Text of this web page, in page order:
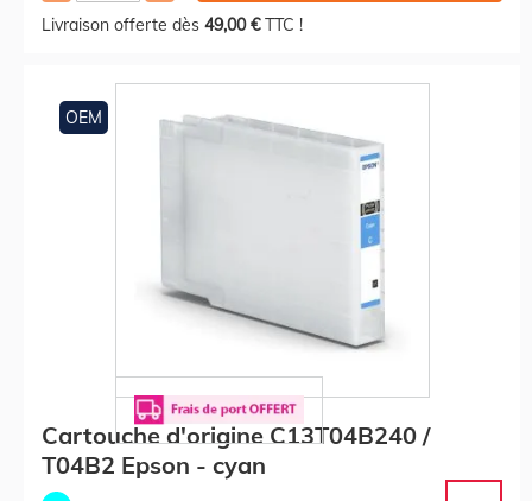
Livraison offerte dès 49,00 €TTC !
OEM
Cartouche d'origine C13T04B240 /
T04B2 Epson - cyan